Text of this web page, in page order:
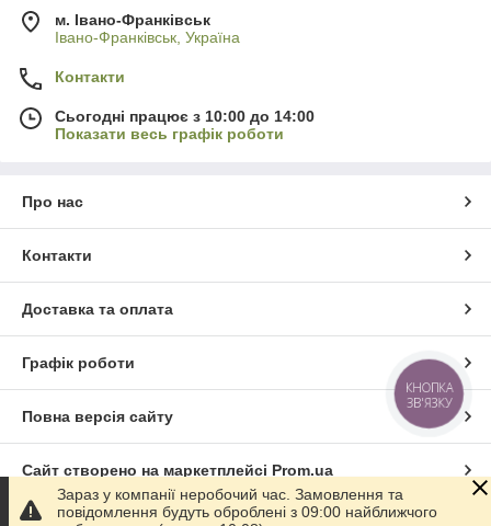
м. Івано-Франківськ
Івано-Франківськ, Україна
Контакти
Сьогодні працює з 10:00 до 14:00
Показати весь графік роботи
Про нас
Контакти
Доставка та оплата
Графік роботи
Повна версія сайту
Сайт створено на маркетплейсі Prom.ua
Зараз у компанії неробочий час. Замовлення та
повідомлення будуть оброблені з 09:00 найближчого
КНОПКА
ЗВ'ЯЗКУ